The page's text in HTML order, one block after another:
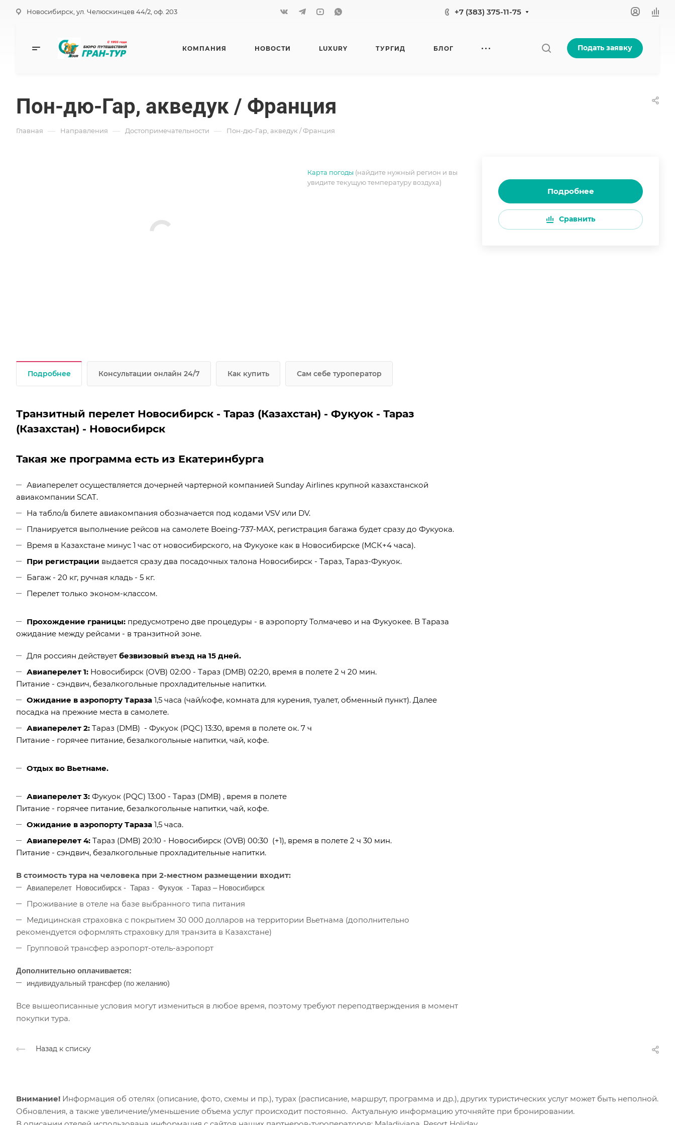
Новосибирск, ул. Челюскинцев 44/2, оф. 203 +7 (383) 375-11-75
КОМПАНИЯ НОВОСТИ LUXURY ТУРГИД БЛОГ Подать заявку
Пон-дю-Гар, акведук / Франция
Главная — Направления — Достопримечательности — Пон-дю-Гар, акведук / Франция
Подробнее
Сравнить
Карта погоды (найдите нужный регион и вы
увидите текущую температуру воздуха)
Подробнее Консультации онлайн 24/7 Как купить Сам себе туроператор
Транзитный перелет Новосибирск - Тараз (Казахстан) - Фукуок - Тараз
(Казахстан) - Новосибирск
Такая же программа есть из Екатеринбурга
Авиаперелет осуществляется дочерней чартерной компанией Sunday Airlines крупной казахстанской
авиакомпании SCAT.
На табло/в билете авиакомпания обозначается под кодами VSV или DV.
Планируется выполнение рейсов на самолете Boeing-737-MAX, регистрация багажа будет сразу до Фукуока.
Время в Казахстане минус 1 час от новосибирского, на Фукуоке как в Новосибирске (МСК+4 часа).
При регистрации выдается сразу два посадочных талона Новосибирск - Тараз, Тараз-Фукуок.
Багаж - 20 кг, ручная кладь - 5 кг.
Перелет только эконом-классом.
Прохождение границы: предусмотрено две процедуры - в аэропорту Толмачево и на Фукуокее. В Тараза
ожидание между рейсами - в транзитной зоне.
Для россиян действует безвизовый въезд на 15 дней.
Авиаперелет 1: Новосибирск (OVB) 02:00 - Тараз (DMB) 02:20, время в полете 2 ч 20 мин.
Питание - сэндвич, безалкогольные прохладительные напитки.
Ожидание в аэропорту Тараза 1,5 часа (чай/кофе, комната для курения, туалет, обменный пункт). Далее
посадка на прежние места в самолете.
Авиаперелет 2: Тараз (DMB) - Фукуок (PQC) 13:30, время в полете ок. 7 ч
Питание - горячее питание, безалкогольные напитки, чай, кофе.
Отдых во Вьетнаме.
Авиаперелет 3: Фукуок (PQC) 13:00 - Тараз (DMB) , время в полете
Питание - горячее питание, безалкогольные напитки, чай, кофе.
Ожидание в аэропорту Тараза 1,5 часа.
Авиаперелет 4: Тараз (DMB) 20:10 - Новосибирск (OVB) 00:30 (+1), время в полете 2 ч 30 мин.
Питание - сэндвич, безалкогольные прохладительные напитки.
В стоимость тура на человека при 2-местном размещении входит:
Авиаперелет Новосибирск - Тараз - Фукуок - Тараз – Новосибирск
Проживание в отеле на базе выбранного типа питания
Медицинская страховка с покрытием 30 000 долларов на территории Вьетнама (дополнительно
рекомендуется оформлять страховку для транзита в Казахстане)
Групповой трансфер аэропорт-отель-аэропорт
Дополнительно оплачивается:
индивидуальный трансфер (по желанию)
Все вышеописанные условия могут измениться в любое время, поэтому требуют переподтверждения в момент
покупки тура.
Назад к списку
Внимание! Информация об отелях (описание, фото, схемы и пр.), турах (расписание, маршрут, программа и др.), других туристических услуг может быть неполной.
Обновления, а также увеличение/уменьшение объема услуг происходит постоянно. Актуальную информацию уточняйте при бронировании.